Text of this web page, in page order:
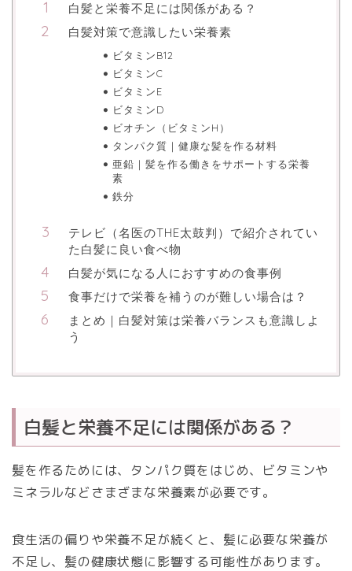
白髪と栄養不足には関係がある？
白髪対策で意識したい栄養素
ビタミンB12
ビタミンC
ビタミンE
ビタミンD
ビオチン（ビタミンH）
タンパク質｜健康な髪を作る材料
亜鉛｜髪を作る働きをサポートする栄養
素
鉄分
テレビ（名医のTHE太鼓判）で紹介されてい
た白髪に良い食べ物
白髪が気になる人におすすめの食事例
食事だけで栄養を補うのが難しい場合は？
まとめ｜白髪対策は栄養バランスも意識しよ
う
白髪と栄養不足には関係がある？
髪を作るためには、タンパク質をはじめ、ビタミンや
ミネラルなどさまざまな栄養素が必要です。
食生活の偏りや栄養不足が続くと、髪に必要な栄養が
不足し、髪の健康状態に影響する可能性があります。